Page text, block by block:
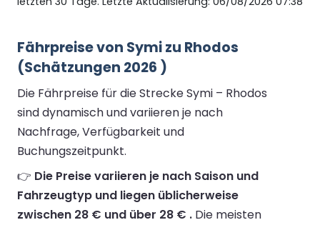
Fährpreise von Symi zu Rhodos
(Schätzungen 2026 )
Die Fährpreise für die Strecke Symi – Rhodos
sind dynamisch und variieren je nach
Nachfrage, Verfügbarkeit und
Buchungszeitpunkt.
👉 Die Preise variieren je nach Saison und
Fahrzeugtyp und liegen üblicherweise
zwischen 28 € und über 28 € . Die meisten